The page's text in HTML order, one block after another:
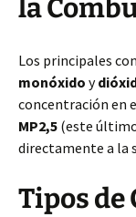
la
Los principales
monóxido y
concentración en
MP2,5 (este
directamente a la
Tipos